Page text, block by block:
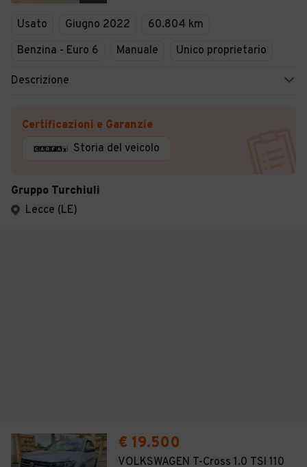
Usato Giugno 2022
60.804 km
Benzina - Euro 6
Manuale Unico proprietario
Descrizione
Certificazioni e Garanzie
Storia del veicolo
Gruppo Turchiuli
Lecce (LE)
€ 19.500
VOLKSWAGEN T-Cross 1.0 TSI 110